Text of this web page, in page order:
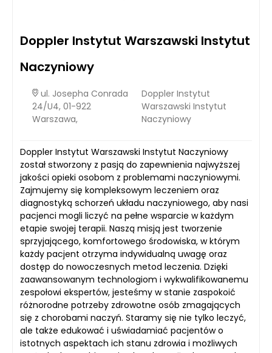
Doppler Instytut Warszawski Instytut
Naczyniowy
ul. Josepha Conrada
24/U4, 01-922
Warszawa,
Doppler Instytut
Warszawski Instytut
Naczyniowy
Doppler Instytut Warszawski Instytut Naczyniowy
został stworzony z pasją do zapewnienia najwyższej
jakości opieki osobom z problemami naczyniowymi.
Zajmujemy się kompleksowym leczeniem oraz
diagnostyką schorzeń układu naczyniowego, aby nasi
pacjenci mogli liczyć na pełne wsparcie w każdym
etapie swojej terapii. Naszą misją jest tworzenie
sprzyjającego, komfortowego środowiska, w którym
każdy pacjent otrzyma indywidualną uwagę oraz
dostęp do nowoczesnych metod leczenia. Dzięki
zaawansowanym technologiom i wykwalifikowanemu
zespołowi ekspertów, jesteśmy w stanie zaspokoić
różnorodne potrzeby zdrowotne osób zmagających
się z chorobami naczyń. Staramy się nie tylko leczyć,
ale także edukować i uświadamiać pacjentów o
istotnych aspektach ich stanu zdrowia i możliwych